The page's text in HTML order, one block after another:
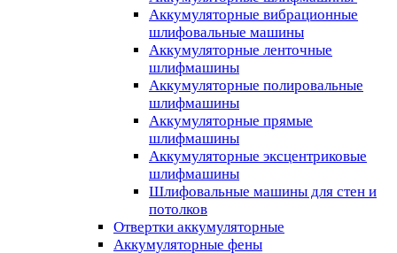
Аккумуляторные вибрационные
шлифовальные машины
Аккумуляторные ленточные
шлифмашины
Аккумуляторные полировальные
шлифмашины
Аккумуляторные прямые
шлифмашины
Аккумуляторные эксцентриковые
шлифмашины
Шлифовальные машины для стен и
потолков
Отвертки аккумуляторные
Аккумуляторные фены